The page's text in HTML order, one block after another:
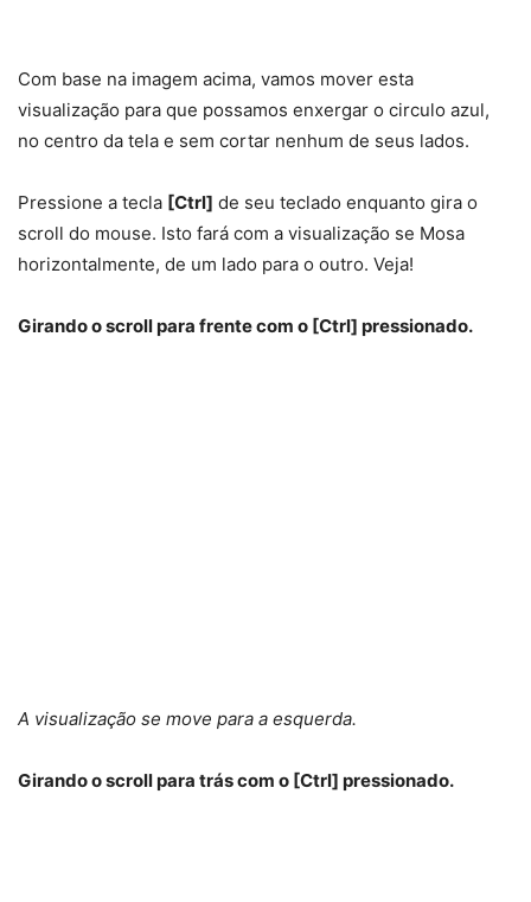
Com base na imagem acima, vamos mover esta
visualização para que possamos enxergar o circulo azul,
no centro da tela e sem cortar nenhum de seus lados.
Pressione a tecla [Ctrl] de seu teclado enquanto gira o
scroll do mouse. Isto fará com a visualização se Mosa
horizontalmente, de um lado para o outro. Veja!
Girando o scroll para frente com o [Ctrl] pressionado.
A visualização se move para a esquerda.
Girando o scroll para trás com o [Ctrl] pressionado.